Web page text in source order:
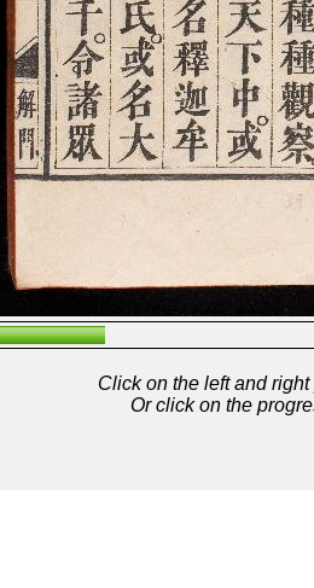
Click on the left and
Or click on the